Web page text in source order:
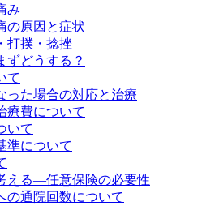
み
の原因と症状
打撲・捻挫
ずどうする？
て
った場合の対応と治療
療費について
いて
準について
える—任意保険の必要性
の通院回数について